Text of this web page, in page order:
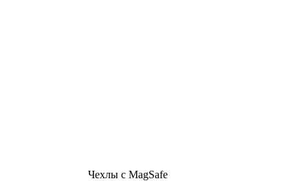
Чехлы с MagSafe